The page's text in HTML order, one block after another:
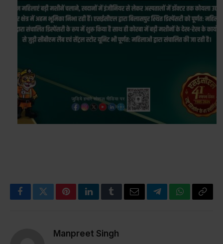
FacebookTwitterPinterestLinkedInTumblrEmailTelegramWhatsApp
Copy
Manpreet Singh